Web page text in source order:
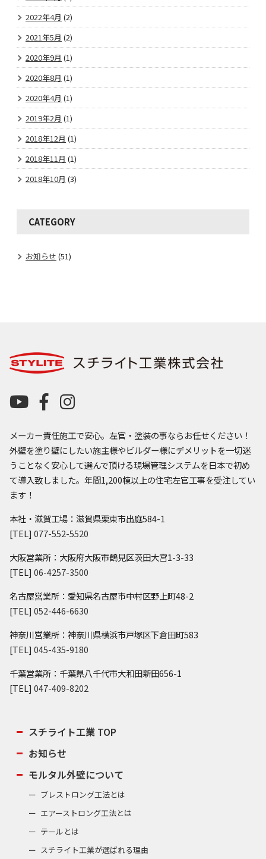
2022年4月 (2)
2021年5月 (2)
2020年9月 (1)
2020年8月 (1)
2020年4月 (1)
2019年2月 (1)
2018年12月 (1)
2018年11月 (1)
2018年10月 (3)
CATEGORY
お知らせ (51)
メーカー責任施工で安心。左官・塗装の事ならお任せください！
外壁を塗り壁にしたい施主様やビルダー様にデメリットを一切迷
うことなく安心して選んで頂ける現場管理システムを日本で初め
て導入致しました。年間1,200棟以上の住宅左官工事を受注してい
ます！
本社・滋賀工場：滋賀県栗東市出庭584-1
[TEL] 077-552-5520
大阪営業所：大阪府大阪市鶴見区茨田大宮1-3-33
[TEL] 06-4257-3500
名古屋営業所：愛知県名古屋市中村区野上町48-2
[TEL] 052-446-6630
神奈川営業所：神奈川県横浜市戸塚区下倉田町583
[TEL] 045-435-9180
千葉営業所：千葉県八千代市大和田新田656-1
[TEL] 047-409-8202
スチライト工業 TOP
お知らせ
モルタル外壁について
ブレストロング工法とは
エアーストロング工法とは
テールとは
スチライト工業が選ばれる理由